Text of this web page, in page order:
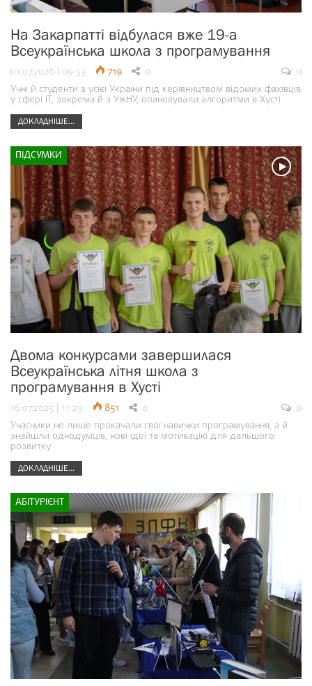
На Закарпатті відбулася вже 19-а
Всеукраїнська школа з програмування
01.07.2026 | 09:53 719 0
0
Учні й студенти з усієї України під керівництвом відомих фахівців
у сфері ІТ, зокрема й з УжНУ, опановували алгоритми в Хусті
ДОКЛАДНІШЕ...
ПІДСУМКИ
Двома конкурсами завершилася
Всеукраїнська літня школа з
програмування в Хусті
16.07.2025 | 11:29 851 0
0
Учасники не лише прокачали свої навички програмування, а й
знайшли однодумців, нові ідеї та мотивацію для дальшого
розвитку
ДОКЛАДНІШЕ...
АБІТУРІЄНТ